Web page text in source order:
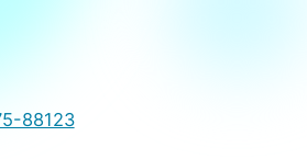
88123